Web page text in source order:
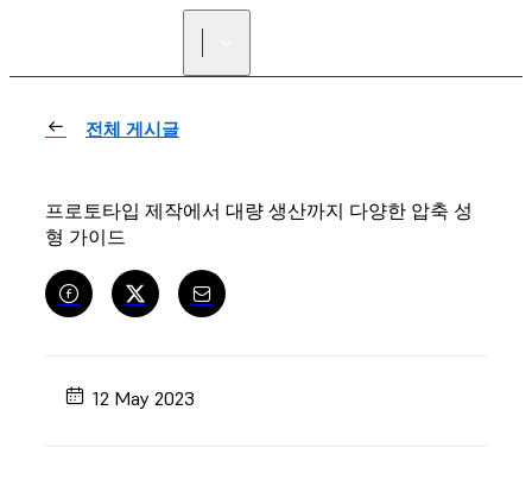
전체 게시글
프로토타입 제작에서 대량 생산까지 다양한 압축 성
형 가이드
12 May 2023